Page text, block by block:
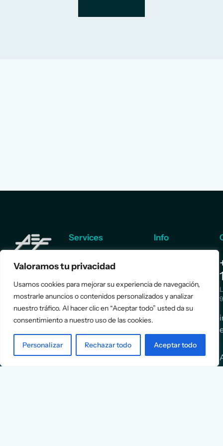
Valoramos tu privacidad
Usamos cookies para mejorar su experiencia de navegación,
mostrarle anuncios o contenidos personalizados y analizar
nuestro tráfico. Al hacer clic en “Aceptar todo” usted da su
consentimiento a nuestro uso de las cookies.
Personalizar Rechazar todo Aceptar todo
Asociación
Española
de
Ejecutivos y
Services
Assessment
Strategy
Implementation
Info
Blog
Contact